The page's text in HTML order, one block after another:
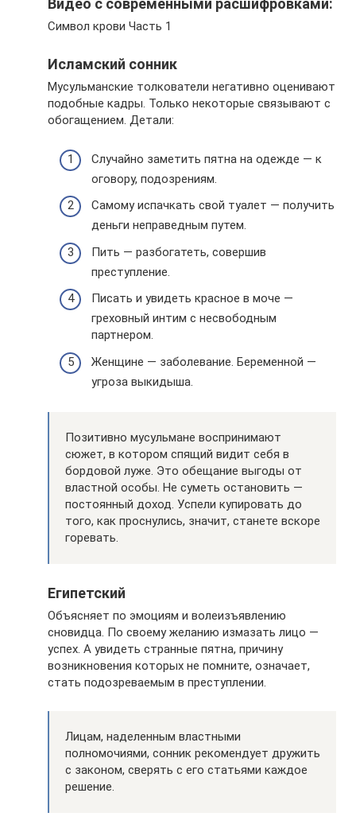
Видео с современными расшифровками:
Символ крови Часть 1
Исламский сонник
Мусульманские толкователи негативно оценивают
подобные кадры. Только некоторые связывают с
обогащением. Детали:
Случайно заметить пятна на одежде — к
оговору, подозрениям.
Самому испачкать свой туалет — получить
деньги неправедным путем.
Пить — разбогатеть, совершив
преступление.
Писать и увидеть красное в моче —
греховный интим с несвободным
партнером.
Женщине — заболевание. Беременной —
угроза выкидыша.
Позитивно мусульмане воспринимают
сюжет, в котором спящий видит себя в
бордовой луже. Это обещание выгоды от
властной особы. Не суметь остановить —
постоянный доход. Успели купировать до
того, как проснулись, значит, станете вскоре
горевать.
Египетский
Объясняет по эмоциям и волеизъявлению
сновидца. По своему желанию измазать лицо —
успех. А увидеть странные пятна, причину
возникновения которых не помните, означает,
стать подозреваемым в преступлении.
Лицам, наделенным властными
полномочиями, сонник рекомендует дружить
с законом, сверять с его статьями каждое
решение.